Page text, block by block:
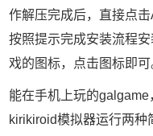
作解压完成后，直接点
按照提示完成安装流程
戏的图标，点击图标即可
能在手机上玩的
kirikiroid模拟器运行两种